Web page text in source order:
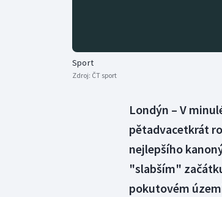
Sport
Zdroj: ČT sport
Londýn – V
pětadvacetkrát
nejlepšího
"slabším"
pokutovém